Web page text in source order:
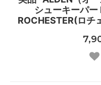
シューキーパ
ROCHESTER(ロ